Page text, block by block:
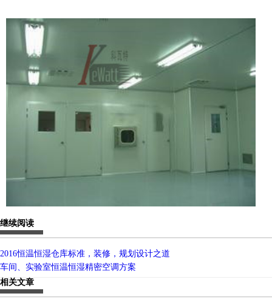
继续阅读
2016恒温恒湿仓库标准，装修，规划设计之道
车间、实验室恒温恒湿精密空调方案
相关文章